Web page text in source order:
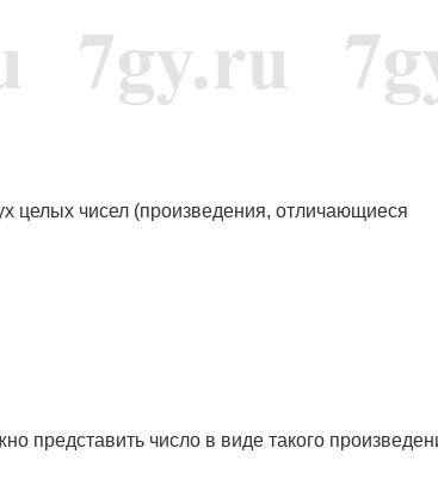
целых чисел (произведения, отличающиеся
представить число в виде такого